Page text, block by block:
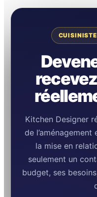
Kitchen Designer
de
la mise en
seulement un
budget, ses